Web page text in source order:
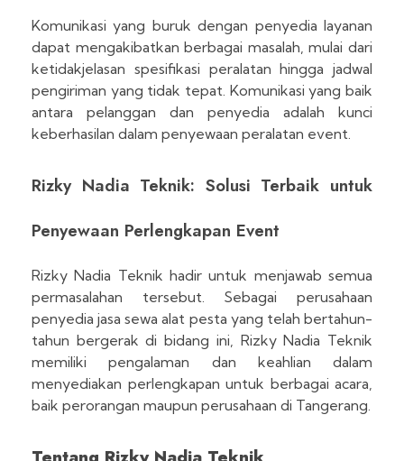
Komunikasi yang buruk dengan penyedia layanan
dapat mengakibatkan berbagai masalah, mulai dari
ketidakjelasan spesifikasi peralatan hingga jadwal
pengiriman yang tidak tepat. Komunikasi yang baik
antara pelanggan dan penyedia adalah kunci
keberhasilan dalam penyewaan peralatan event.
Rizky Nadia Teknik: Solusi Terbaik untuk
Penyewaan Perlengkapan Event
Rizky Nadia Teknik hadir untuk menjawab semua
permasalahan tersebut. Sebagai perusahaan
penyedia jasa sewa alat pesta yang telah bertahun-
tahun bergerak di bidang ini, Rizky Nadia Teknik
memiliki pengalaman dan keahlian dalam
menyediakan perlengkapan untuk berbagai acara,
baik perorangan maupun perusahaan di Tangerang.